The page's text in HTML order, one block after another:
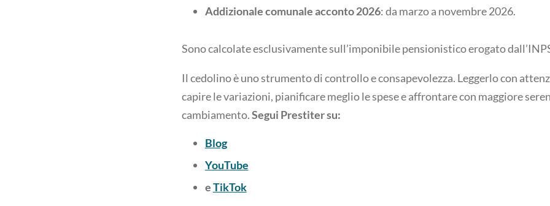
Addizionale comunale acconto 2026: da marzo a novembre 2026.
Sono calcolate esclusivamente sull’imponibile pensionistico erogato
Il cedolino è uno strumento di controllo e consapevolezza. Leggerlo con
capire le variazioni, pianificare meglio le spese e affrontare con maggiore
cambiamento.Segui Prestiter su:
Blog
YouTube
eTikTok